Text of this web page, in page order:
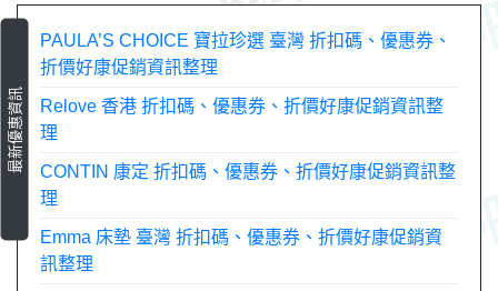
最新優惠資訊
PAULA’S CHOICE 寶拉珍選 臺灣 折扣碼、優惠券、
折價好康促銷資訊整理
Relove 香港 折扣碼、優惠券、折價好康促銷資訊整
理
CONTIN 康定 折扣碼、優惠券、折價好康促銷資訊整
理
Emma 床墊 臺灣 折扣碼、優惠券、折價好康促銷資
訊整理